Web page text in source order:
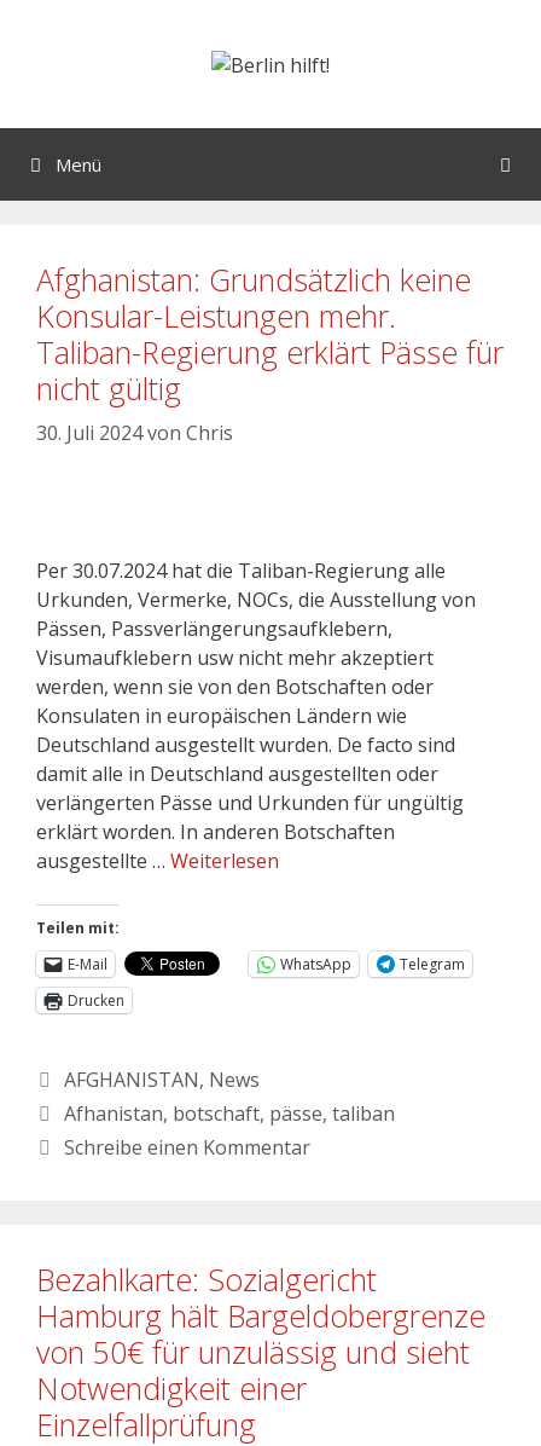
Menü
Afghanistan: Grundsätzlich keine
Konsular-Leistungen mehr.
Taliban-Regierung erklärt Pässe für
nicht gültig
30. Juli 2024von Chris
Per 30.07.2024 hat die Taliban-Regierung alle
Urkunden, Vermerke, NOCs, die Ausstellung von
Pässen, Passverlängerungsaufklebern,
Visumaufklebern usw nicht mehr akzeptiert
werden, wenn sie von den Botschaften oder
Konsulaten in europäischen Ländern wie
Deutschland ausgestellt wurden. De facto sind
damit alle in Deutschland ausgestellten oder
verlängerten Pässe und Urkunden für ungültig
erklärt worden. In anderen Botschaften
ausgestellte … Weiterlesen
Teilen mit:
E-Mail
WhatsApp
Telegram
Drucken
AFGHANISTAN, News
Afhanistan, botschaft, pässe, taliban
Schreibe einen Kommentar
Bezahlkarte: Sozialgericht
Hamburg hält Bargeldobergrenze
von 50€ für unzulässig und sieht
Notwendigkeit einer
Einzelfallprüfung